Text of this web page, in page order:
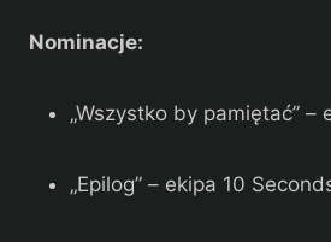
Nominacje:
„Wszystko by pamiętać” –
„Epilog” – ekipa 10